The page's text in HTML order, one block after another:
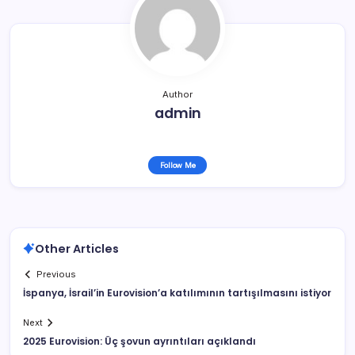
Author
admin
Follow Me
Other Articles
Previous
İspanya, İsrail’in Eurovision’a katılımının tartışılmasını istiyor
Next
2025 Eurovision: Üç şovun ayrıntıları açıklandı